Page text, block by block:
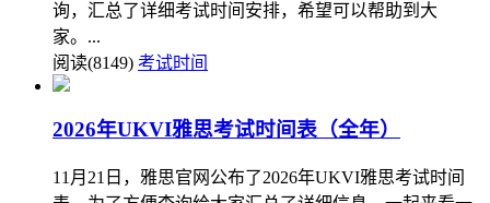
询，汇总了详细考试时间安排，希望可以帮助到大
家。...
阅读(8149) 考试时间
2026年UKVI雅思考试时间表（全年）
11月21日，雅思官网公布了2026年UKVI雅思考试时间